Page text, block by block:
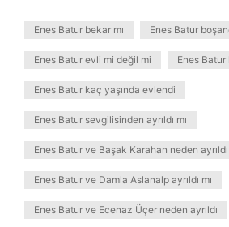
Enes Batur bekar mı Enes Batur
Enes Batur evli mi değil mi Enes
Enes Batur kaç yaşında evlendi
Enes Batur sevgilisinden ayrıldı mı
Enes Batur ve Başak Karahan neden ayrıldı
Enes Batur ve Damla Aslanalp ayrıldı mı
Enes Batur ve Ecenaz Üçer neden ayrıldı